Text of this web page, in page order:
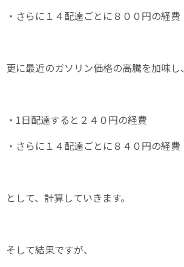
・さらに１４配達ごとに８００円の経費
更に最近のガソリン価格の高騰を加味し、
・1日配達すると２４０円の経費
・さらに１４配達ごとに８４０円の経費
として、計算していきます。
そして結果ですが、